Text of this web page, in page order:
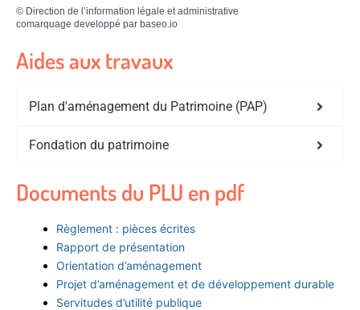
© Direction de l’information légale et administrative
comarquage developpé par baseo.io
Aides aux travaux
Plan d'aménagement du Patrimoine (PAP)
Fondation du patrimoine
Documents du PLU en pdf
Règlement : pièces écrites
Rapport de présentation
Orientation d’aménagement
Projet d’aménagement et de développement durable
Servitudes d’utilité publique